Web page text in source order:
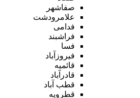
صفاشهر
علامرودشت
فدامی
فراشبند
فسا
فیروزآباد
قائمیه
قادرآباد
قطب آباد
قطرویه